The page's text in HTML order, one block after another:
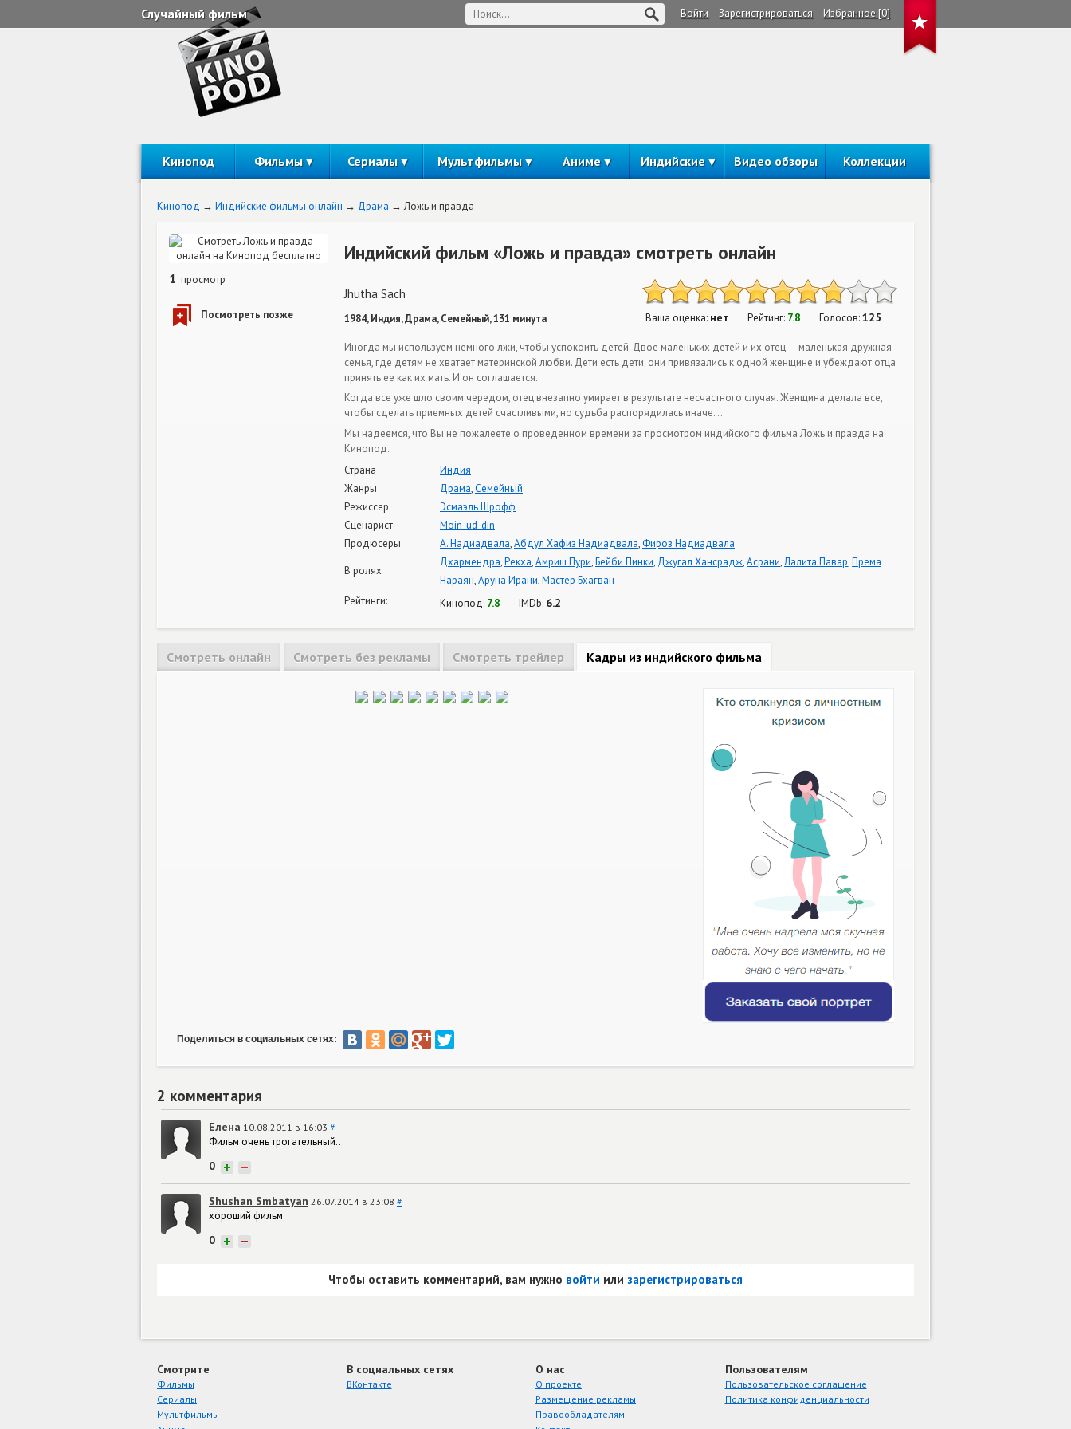
Случайный фильм Войти Зарегистрироваться Избранное [0]
Кинопод Фильмы Сериалы Мультфильмы Аниме Индийские Видео обзоры Коллекции
Кинопод Индийские фильмы онлайн Драма Ложь и правда
1 просмотр
Индийский фильм «Ложь и правда» смотреть онлайн
Jhutha Sach
1984, Индия, Драма, Семейный, 131 минута Ваша оценка: нет Рейтинг: 7.8 Голосов:125
Иногда мы используем немного лжи, чтобы успокоить детей. Двое маленьких детей и их отец — маленькая дружная
семья, где детям не хватает материнской любви. Дети есть дети: они привязались к одной женщине и убеждают отца
принять ее как их мать. И он соглашается.
Когда все уже шло своим чередом, отец внезапно умирает в результате несчастного случая. Женщина делала все,
чтобы сделать приемных детей счастливыми, но судьба распорядилась иначе. ..
Мы надеемся, что Вы не пожалеете о проведенном времени за просмотром индийского фильма Ложь и правда на
Кинопод.
Страна
Индия
Жанры
Драма,Семейный
Режиссер
Эсмаэль Шрофф
Сценарист
Moin-ud-din
Продюсеры
А. Надиадвала,Абдул Хафиз Надиадвала,Фироз Надиадвала
В ролях
Дхармендра,Рекха,Амриш Пури,Бейби Пинки, Джугал Хансрадж,Асрани,Лалита Павар,Према
Нараян,Аруна Ирани,Мастер Бхагван
Рейтинги:
Кинопод: 7.8 IMDb: 6.2
Смотреть онлайн Смотреть без рекламы Смотреть трейлер Кадры из индийского фильма
Поделиться в социальных сетях:
2 комментария
Елена 10.08.2011 в 16:03 #
Фильм очень трогательный...
0 + −
Shushan Smbatyan 26.07.2014 в 23:08 #
хороший фильм
0 + −
Чтобы оставить комментарий, вам нужно войти или зарегистрироваться
Смотрите
Фильмы
Сериалы
Мультфильмы
В социальных сетях
ВКонтакте
О нас
О проекте
Размещение рекламы
Правообладателям
Пользователям
Пользовательское соглашение
Политика конфиденциальности